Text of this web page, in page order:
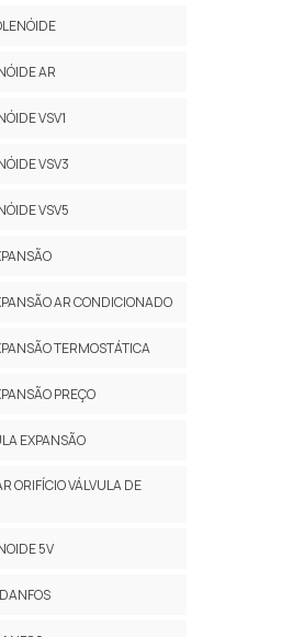
AR
VSV1
VSV3
VSV5
AR CONDICIONADO
TERMOSTÁTICA
PREÇO
EXPANSÃO
ORIFÍCIO VÁLVULA DE
5V